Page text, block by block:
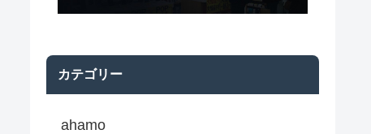
カテゴリー
ahamo